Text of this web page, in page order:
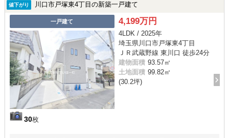
値下がり 川口市戸塚東4丁目の新築一戸建て
一戸建て
30枚
4,199万円
4LDK / 2025年
埼玉県川口市戸塚東4丁目
ＪＲ武蔵野線 東川口 徒歩24分
建物面積 93.57㎡
土地面積 99.82㎡
(30.2坪)